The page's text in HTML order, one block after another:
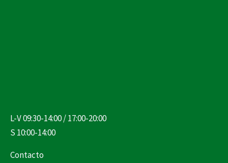
L-V 09:30-14:00 / 17:00-20:00
S 10:00-14:00
Contacto